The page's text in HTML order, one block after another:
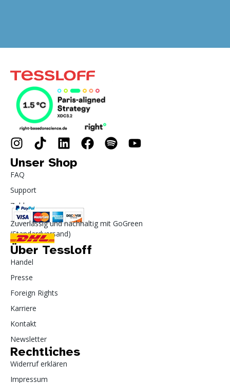
Unser Shop
FAQ
Support
Zahlung
Zuverlässig und nachhaltig mit GoGreen
(Standardversand)
Über Tessloff
Handel
Presse
Foreign Rights
Karriere
Kontakt
Newsletter
Rechtliches
Widerruf erklären
Impressum